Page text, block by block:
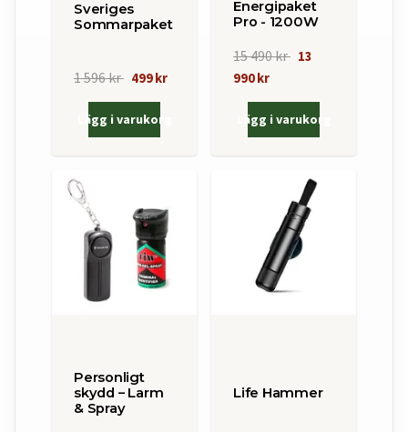
Sveriges
Sommarpaket
1 596 kr 499 kr
Lägg i varukorg
Energipaket
Pro - 1200W
15 490 kr 13
990 kr
Lägg i varukorg
Personligt
skydd – Larm
& Spray
Life Hammer